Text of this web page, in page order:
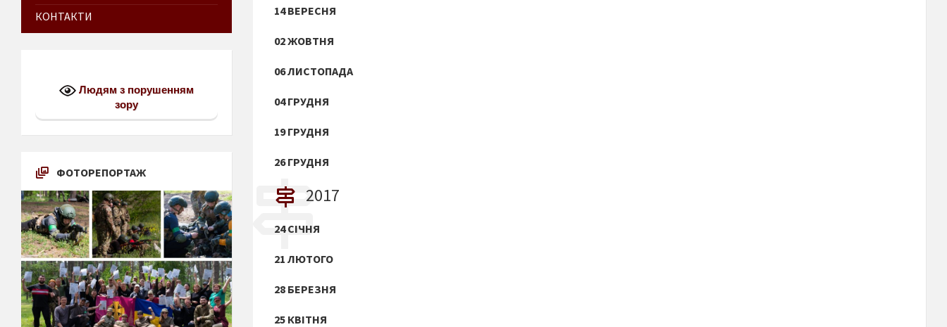
14 ВЕРЕСНЯ
02 ЖОВТНЯ
06 ЛИСТОПАДА
04 ГРУДНЯ
19 ГРУДНЯ
26 ГРУДНЯ
2017
24 СІЧНЯ
21 ЛЮТОГО
28 БЕРЕЗНЯ
25 КВІТНЯ
КОНТАКТИ
Людям з порушенням
зору
ФОТОРЕПОРТАЖ